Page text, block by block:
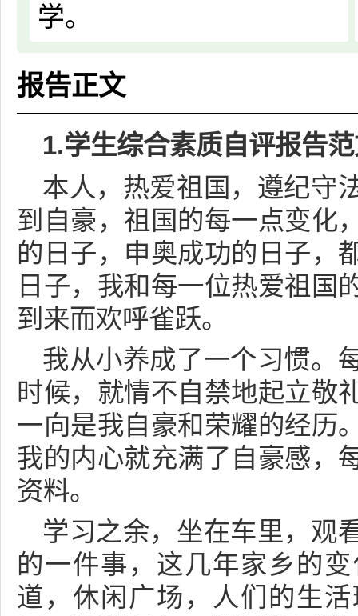
学。
报告正文
1.学生综合素质自评报告
本人，热爱祖国，遵纪守
到自豪，祖国的每一点变化
的日子，申奥成功的日子，
日子，我和每一位热爱祖国
到来而欢呼雀跃。
我从小养成了一个习惯。
时候，就情不自禁地起立敬
一向是我自豪和荣耀的经历
我的内心就充满了自豪感，
资料。
学习之余，坐在车里，观
的一件事，这几年家乡的
道，休闲广场，人们的生